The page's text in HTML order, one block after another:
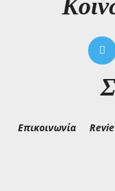
Επικοινωνία